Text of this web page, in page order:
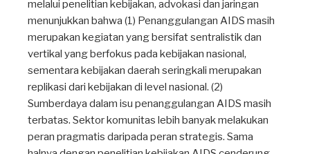
melalui penelitian kebijakan, advokasi dan jaringan
menunjukkan bahwa (1) Penanggulangan AIDS masih
merupakan kegiatan yang bersifat sentralistik dan
vertikal yang berfokus pada kebijakan nasional,
sementara kebijakan daerah seringkali merupakan
replikasi dari kebijakan di level nasional. (2)
Sumberdaya dalam isu penanggulangan AIDS masih
terbatas. Sektor komunitas lebih banyak melakukan
peran pragmatis daripada peran strategis. Sama